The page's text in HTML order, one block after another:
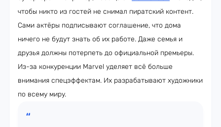
чтобы никто из гостей не снимал пиратский контент.
Сами актёры подписывают соглашение, что дома
ничего не будут знать об их работе. Даже семья и
друзья должны потерпеть до официальной премьеры.
Из-за конкуренции Marvel уделяет всё больше
внимания спецэффектам. Их разрабатывают художники
по всему миру.